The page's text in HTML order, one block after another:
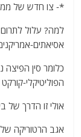
*- צו חדש של
למה? עלול לתרום
אסיאתים-
כלומר סין
הפוליטיקלי-
אולי זו הדרך של
‏אגב הרטוריקה